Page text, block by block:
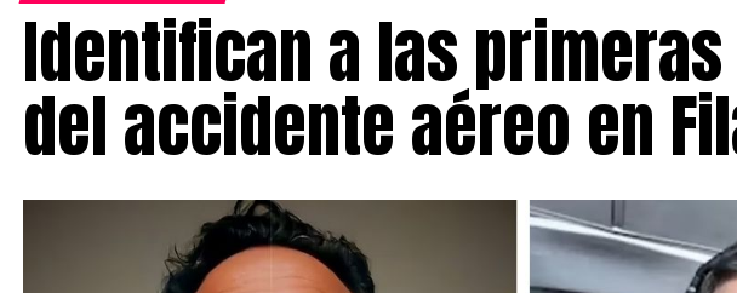
Identifican a las
del accidente aéreo en